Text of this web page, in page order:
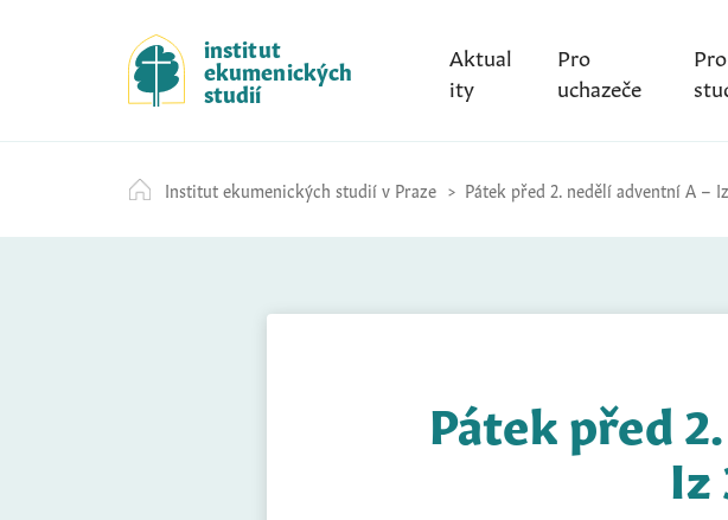
k
i
p
t
c
o
institut
ekumenických
studií
Aktual
ity
Pro
uchazeče
Pro
Institut ekumenických studií v Praze Pátek před 2. nedělí adventní A –
Pátek před
Iz